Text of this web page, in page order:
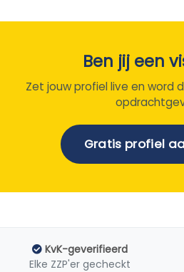
Ben jij een
Zet jouw profiel live en word
Gratis profiel
KvK-geverifieerd
Elke ZZP'er gecheckt